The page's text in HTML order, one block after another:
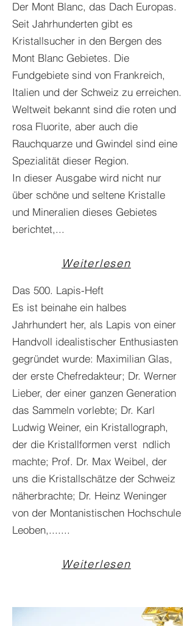
Der Mont Blanc, das Dach Europas.
Seit Jahrhunderten gibt es
Kristallsucher in den Bergen des
Mont Blanc Gebietes. Die
Fundgebiete sind von Frankreich,
Italien und der Schweiz zu erreichen.
Weltweit bekannt sind die roten und
rosa Fluorite, aber auch die
Rauchquarze und Gwindel sind eine
Spezialität dieser Region.
In dieser Ausgabe wird nicht nur
über schöne und seltene Kristalle
und Mineralien dieses Gebietes
berichtet,...
Weiterlesen
Das 500. Lapis-Heft
Es ist beinahe ein halbes
Jahrhundert her, als Lapis von einer
Handvoll idealistischer Enthusiasten
gegründet wurde: Maximilian Glas,
der erste Chefredakteur; Dr. Werner
Lieber, der einer ganzen Generation
das Sammeln vorlebte; Dr. Karl
Ludwig Weiner, ein Kristallograph,
der die Kristallformen verst ndlich
machte; Prof. Dr. Max Weibel, der
uns die Kristallschätze der Schweiz
näherbrachte; Dr. Heinz Weninger
von der Montanistischen Hochschule
Leoben,.......
Weiterlesen